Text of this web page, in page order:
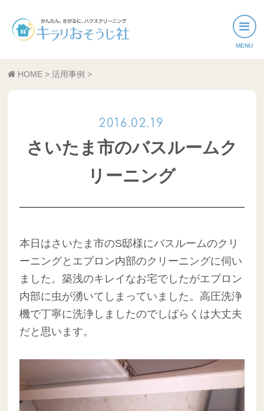
HOME >活用事例 >
さいたま市のバスルームク
リーニング
本日はさいたま市のS邸様にバスルームのクリ
ーニングとエプロン内部のクリーニングに伺い
ました。築浅のキレイなお宅でしたがエプロン
内部に虫が湧いてしまっていました。高圧洗浄
機で丁寧に洗浄しましたのでしばらくは大丈夫
だと思います。